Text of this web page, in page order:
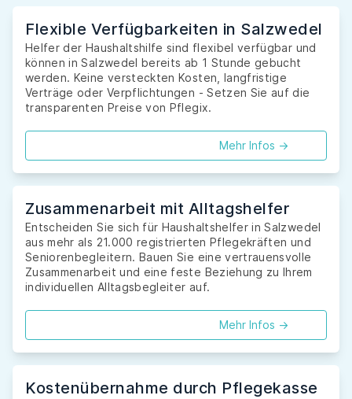
Flexible Verfügbarkeiten in Salzwedel
Helfer der Haushaltshilfe sind flexibel verfügbar und
können in Salzwedel bereits ab 1 Stunde gebucht
werden. Keine versteckten Kosten, langfristige
Verträge oder Verpflichtungen - Setzen Sie auf die
transparenten Preise von Pflegix.
Mehr Infos ->
Zusammenarbeit mit Alltagshelfer
Entscheiden Sie sich für Haushaltshelfer in Salzwedel
aus mehr als 21.000 registrierten Pflegekräften und
Seniorenbegleitern. Bauen Sie eine vertrauensvolle
Zusammenarbeit und eine feste Beziehung zu Ihrem
individuellen Alltagsbegleiter auf.
Mehr Infos ->
Kostenübernahme durch Pflegekasse